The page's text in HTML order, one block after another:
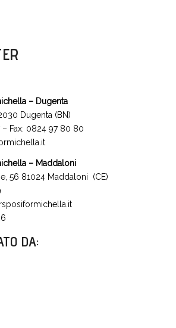
– Dugenta
Dugenta (BN)
Fax: 0824 97 80 80
– Maddaloni
56 81024 Maddaloni (CE)
DA: